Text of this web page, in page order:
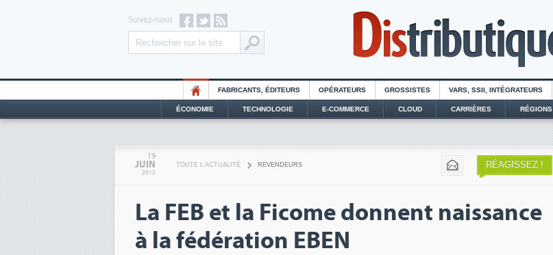
Suivez-nous
FABRICANTS, ÉDITEURS OPÉRATEURS GROSSISTES VARS, SSII, INTÉGRATEURS
ÉCONOMIE TECHNOLOGIE E-COMMERCE CLOUD CARRIÈRES RÉGIONS
19
JUIN
2012
TOUTE L'ACTUALITÉ REVENDEURS RÉAGISSEZ !
La FEB et la Ficome donnent naissance
à la fédération EBEN